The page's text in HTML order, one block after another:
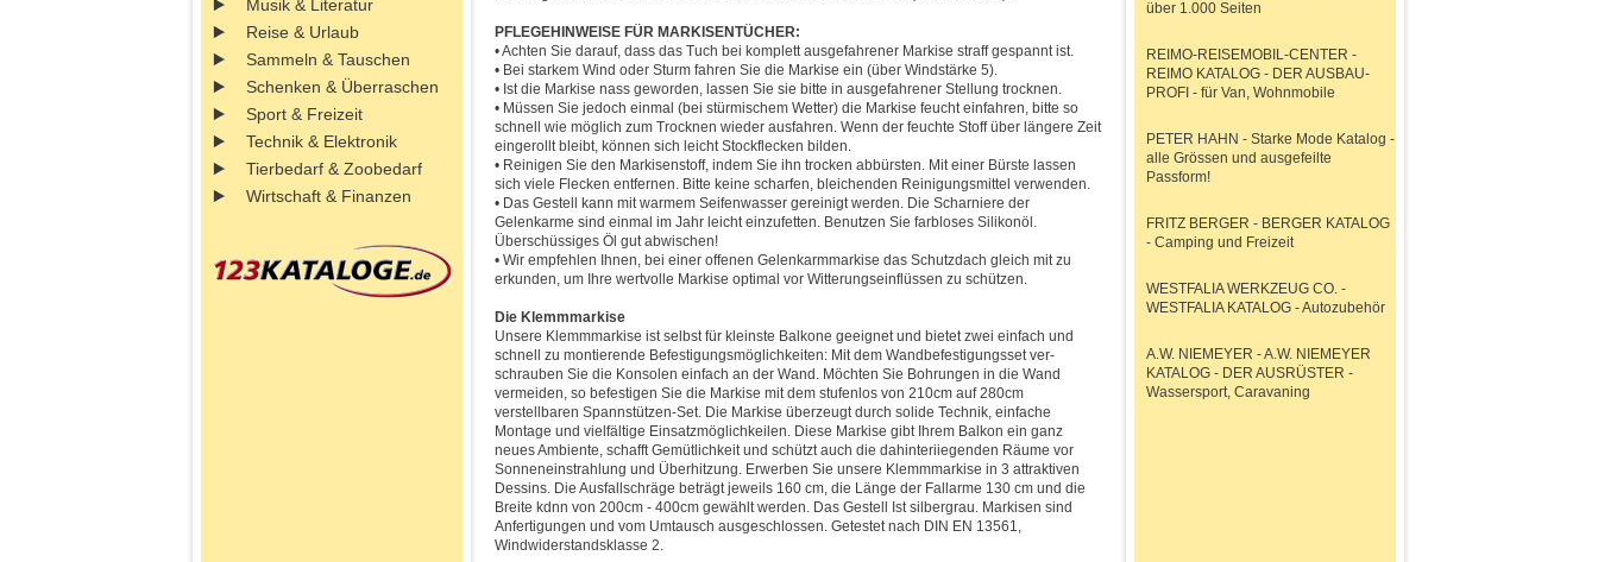
Musik & Literatur
Reise & Urlaub
Sammeln & Tauschen
Schenken & Überraschen
Sport & Freizeit
Technik & Elektronik
Tierbedarf & Zoobedarf
Wirtschaft & Finanzen
PFLEGEHINWEISE FÜR MARKISENTÜCHER:
• Achten Sie darauf, dass das Tuch bei komplett ausgefahrener Markise straff gespannt ist.
• Bei starkem Wind oder Sturm fahren Sie die Markise ein (über Windstärke 5).
• Ist die Markise nass geworden, lassen Sie sie bitte in ausgefahrener Stellung trocknen.
• Müssen Sie jedoch einmal (bei stürmischem Wetter) die Markise feucht einfahren, bitte so
schnell wie möglich zum Trocknen wieder ausfahren. Wenn der feuchte Stoff über längere Zeit
eingerollt bleibt, können sich leicht Stockflecken bilden.
• Reinigen Sie den Markisenstoff, indem Sie ihn trocken abbürsten. Mit einer Bürste lassen
sich viele Flecken entfernen. Bitte keine scharfen, bleichenden Reinigungsmittel verwenden.
• Das Gestell kann mit warmem Seifenwasser gereinigt werden. Die Scharniere der
Gelenkarme sind einmal im Jahr leicht einzufetten. Benutzen Sie farbloses Silikonöl.
Überschüssiges Öl gut abwischen!
• Wir empfehlen Ihnen, bei einer offenen Gelenkarmmarkise das Schutzdach gleich mit zu
erkunden, um Ihre wertvolle Markise optimal vor Witterungseinflüssen zu schützen.
Die Klemmmarkise
Unsere Klemmmarkise ist selbst für kleinste Balkone geeignet und bietet zwei einfach und
schnell zu montierende Befestigungsmöglichkeiten: Mit dem Wandbefestigungsset ver-
schrauben Sie die Konsolen einfach an der Wand. Möchten Sie Bohrungen in die Wand
vermeiden, so befestigen Sie die Markise mit dem stufenlos von 210cm auf 280cm
verstellbaren Spannstützen-Set. Die Markise überzeugt durch solide Technik, einfache
Montage und vielfältige Einsatzmöglichkeilen. Diese Markise gibt Ihrem Balkon ein ganz
neues Ambiente, schafft Gemütlichkeit und schützt auch die dahinteriiegenden Räume vor
Sonneneinstrahlung und Überhitzung. Erwerben Sie unsere Klemmmarkise in 3 attraktiven
Dessins. Die Ausfallschräge beträgt jeweils 160 cm, die Länge der Fallarme 130 cm und die
Breite kdnn von 200cm - 400cm gewählt werden. Das Gestell Ist silbergrau. Markisen sind
Anfertigungen und vom Umtausch ausgeschlossen. Getestet nach DIN EN 13561,
Windwiderstandsklasse 2.
über 1.000 Seiten
REIMO-REISEMOBIL-CENTER -
REIMO KATALOG - DER AUSBAU-
PROFI - für Van, Wohnmobile
PETER HAHN - Starke Mode Katalog -
alle Grössen und ausgefeilte
Passform!
FRITZ BERGER - BERGER KATALOG
- Camping und Freizeit
WESTFALIA WERKZEUG CO. -
WESTFALIA KATALOG - Autozubehör
A.W. NIEMEYER - A.W. NIEMEYER
KATALOG - DER AUSRÜSTER -
Wassersport, Caravaning